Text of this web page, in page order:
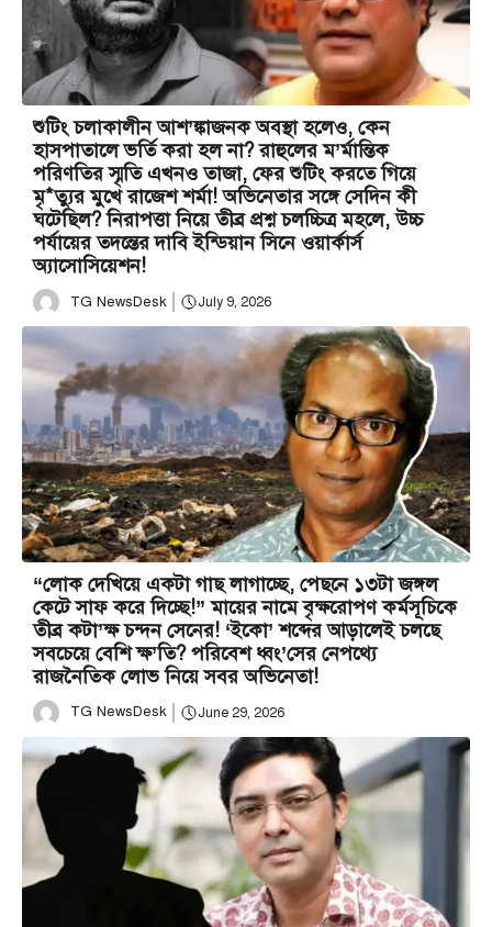
শুটিং চলাকালীন আশ’ঙ্কাজনক অবস্থা হলেও, কেন
হাসপাতালে ভর্তি করা হল না? রাহুলের ম’র্মান্তিক
পরিণতির স্মৃতি এখনও তাজা, ফের শুটিং করতে গিয়ে
মৃ*ত্যুর মুখে রাজেশ শর্মা! অভিনেতার সঙ্গে সেদিন কী
ঘটেছিল? নিরাপত্তা নিয়ে তীব্র প্রশ্ন চলচ্চিত্র মহলে, উচ্চ
পর্যায়ের তদন্তের দাবি ইন্ডিয়ান সিনে ওয়ার্কার্স
অ্যাসোসিয়েশন!
TG NewsDesk July 9, 2026
“লোক দেখিয়ে একটা গাছ লাগাচ্ছে, পেছনে ১৩টা জঙ্গল
কেটে সাফ করে দিচ্ছে!” মায়ের নামে বৃক্ষরোপণ কর্মসূচিকে
তীব্র কটা’ক্ষ চন্দন সেনের! ‘ইকো’ শব্দের আড়ালেই চলছে
সবচেয়ে বেশি ক্ষ’তি? পরিবেশ ধ্বং’সের নেপথ্যে
রাজনৈতিক লোভ নিয়ে সবর অভিনেতা!
TG NewsDesk June 29, 2026